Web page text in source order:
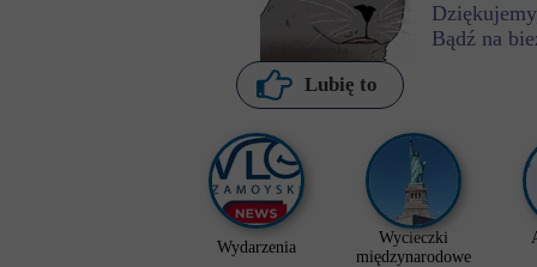
Lubię to
Bądź na
Wycieczki
międzynarodowe
Wydarzenia